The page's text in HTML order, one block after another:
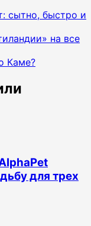
сытно, быстро и
на все
Каме?
для трех